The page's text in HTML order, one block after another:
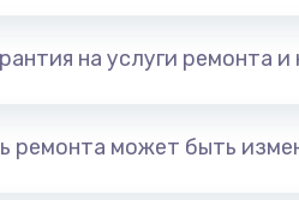
на услуги ремонта
ремонта может быть